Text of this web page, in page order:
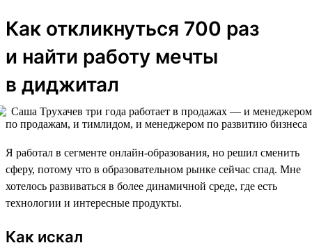
Как откликнуться 700 раз
и найти работу мечты
в диджитал
Я работал в сегменте онлайн-образования, но решил сменить
сферу, потому что в образовательном рынке сейчас спад. Мне
хотелось развиваться в более динамичной среде, где есть
технологии и интересные продукты.
Как искал